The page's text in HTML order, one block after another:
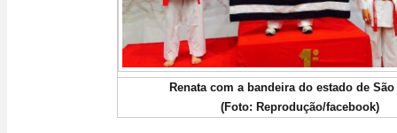
Renata com a bandeira do estado de
(Foto: Reprodução/facebook)